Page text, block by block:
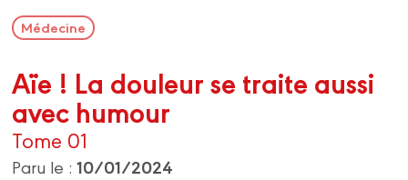
Médecine
Aïe ! La douleur se traite aussi
avec humour
Tome 01
Paru le :10/01/2024